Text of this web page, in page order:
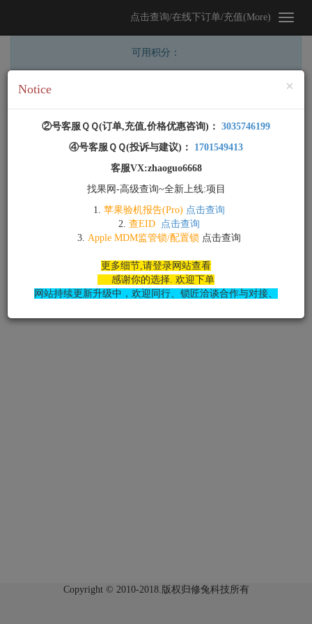
点击查询/在线下订单/充值(More)
×
Notice
②号客服ＱＱ(订单,充值,价格优惠咨询)： 3035746199
④号客服ＱＱ(投诉与建议)：
1701549413
客服VX:zhaoguo6668
找果网-高级查询~全新上线:项目
1. 苹果验机报告(Pro) 点击查询
2. 查EID
点击查询
3. Apple MDM监管锁/配置锁 点击查询
更多细节,请登录网站查看
感谢你的选择. 欢迎下单
网站持续更新升级中，欢迎同行、锁匠洽谈合作与对接、
可用积分：
Copyright © 2010-2018.版权归修兔科技所有